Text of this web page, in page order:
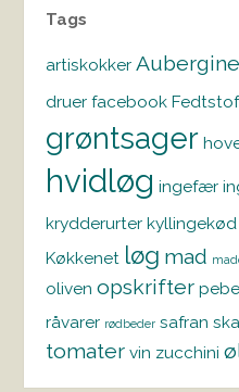
Tags
artiskokker
druer facebook Fedtstof
grøntsager
hvidløg ingefær
krydderurter kyllingekød
Køkkenet løg mad
oliven opskrifter
råvarer rødbeder safran
tomater vin zucchini